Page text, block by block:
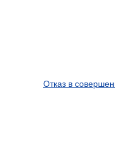
Отказ в